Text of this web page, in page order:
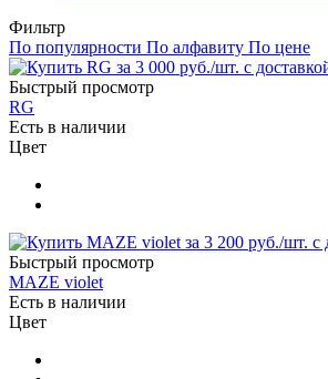
Фильтр
По популярности По алфавиту По цене
Быстрый просмотр
RG
Есть в наличии
Цвет
Быстрый просмотр
MAZE violet
Есть в наличии
Цвет